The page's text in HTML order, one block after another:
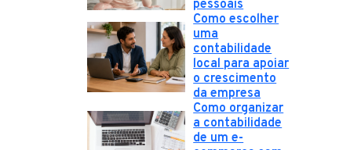
pessoais
Como escolher
uma
contabilidade
local para apoiar
o crescimento
da empresa
Como organizar
a contabilidade
de um e-